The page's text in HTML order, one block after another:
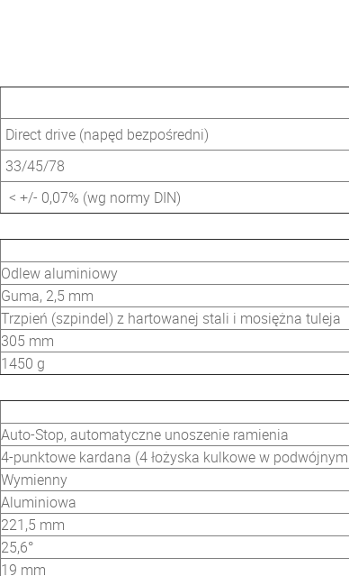
Direct drive (napęd bezpośredni)
33/45/78
< +/- 0,07% (wg normy DIN)
Odlew aluminiowy
Guma, 2,5 mm
Trzpień (szpindel) z hartowanej stali i mosiężna tuleja
305 mm
1450 g
Auto-Stop, automatyczne unoszenie ramienia
4-punktowe kardana (4 łożyska kulkowe w
Wymienny
Aluminiowa
221,5 mm
25,6°
19 mm